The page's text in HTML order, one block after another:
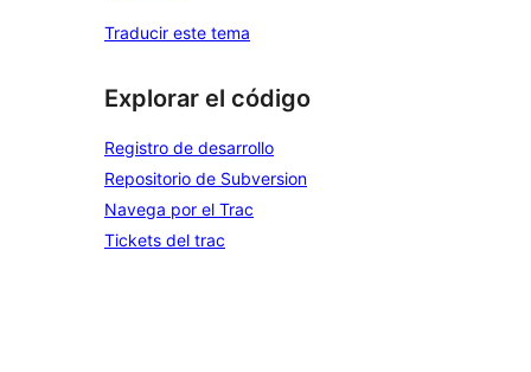
Traducir este tema
Explorar el código
Registro de desarrollo
Repositorio de Subversion
Navega por el Trac
Tickets del trac